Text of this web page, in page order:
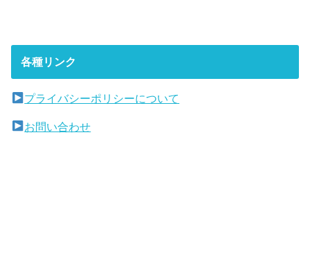
各種リンク
プライバシーポリシーについて
お問い合わせ